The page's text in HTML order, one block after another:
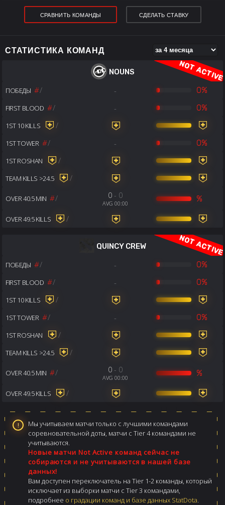
СРАВНИТЬ КОМАНДЫ СДЕЛАТЬ СТАВКУ
СТАТИСТИКА КОМАНД
NOUNS
ПОБЕДЫ #/ - 0%
FIRST BLOOD #/ - 0%
1ST 10 KILLS /
1ST TOWER #/ - 0%
1ST ROSHAN /
TEAM KILLS >24.5 /
OVER 40.5 MIN #/ 0- 0
AVG 00:00 %
OVER 49.5 KILLS /
QUINCY CREW
ПОБЕДЫ #/ - 0%
FIRST BLOOD #/ - 0%
1ST 10 KILLS /
1ST TOWER #/ - 0%
1ST ROSHAN /
TEAM KILLS >24.5 /
OVER 40.5 MIN #/ 0- 0
AVG 00:00 %
OVER 49.5 KILLS /
Мы учитываем матчи только с лучшими командами
соревновательной доты, матчи с Tier 4 командами не
учитываются.
Новые матчи Not Active команд сейчас не
собираются и не учитываются в нашей базе
данных!
Вам доступен переключатель на Tier 1-2 команды, который
исключает из выборки матчи с Tier 3 командами,
подробнее о градации команд и базе данных StatDota.